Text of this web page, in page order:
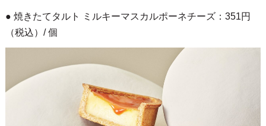
● 焼きたてタルト ミルキーマスカルポーネチーズ：351円
（税込）/ 個